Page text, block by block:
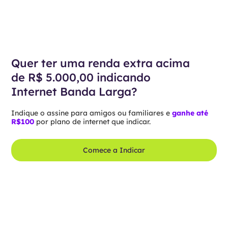
Quer ter uma renda extra acima
de R$ 5.000,00 indicando
Internet Banda Larga?
Indique o assine para amigos ou familiares eganhe até
R$100 por plano de internet que indicar.
Comece a Indicar